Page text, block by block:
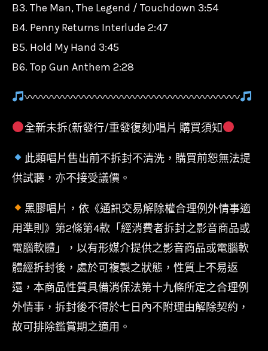
B3. The Man, The Legend / Touchdown 3:54
B4. Penny Returns Interlude 2:47
B5. Hold My Hand 3:45
B6. Top Gun Anthem 2:28
〰〰〰〰〰〰〰〰〰〰〰〰〰〰〰〰〰〰〰〰
全新未拆(新發行/重發復刻)唱片 購買須知
此類唱片售出前不拆封不清洗，購買前恕無法提
供試聽，亦不接受議價。
黑膠唱片，依《通訊交易解除權合理例外情事適
用準則》第2條第4款「經消費者拆封之影音商品或
電腦軟體」，以有形媒介提供之影音商品或電腦軟
體經拆封後，處於可複製之狀態，性質上不易返
還，本商品性質具備消保法第十九條所定之合理例
外情事，拆封後不得於七日內不附理由解除契約，
故可排除鑑賞期之適用。